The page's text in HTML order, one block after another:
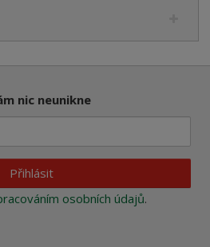
nic neunikne
Přihlásit
osobních údajů.